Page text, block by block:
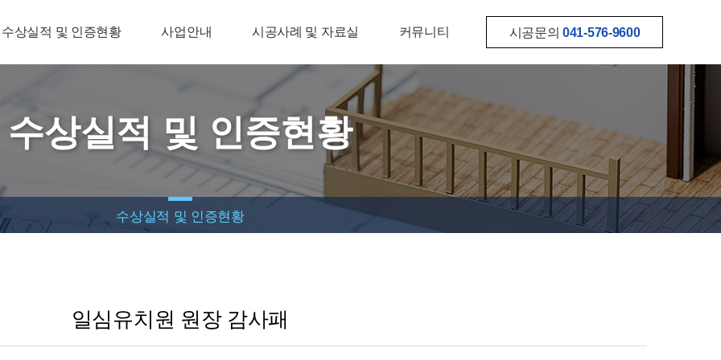
수상실적 및 인증현황 사업안내 시공사례 및 자료실 커뮤니티 시공문의041-576-9600
수상실적 및 인증현황
수상실적 및 인증현황
일심유치원 원장 감사패